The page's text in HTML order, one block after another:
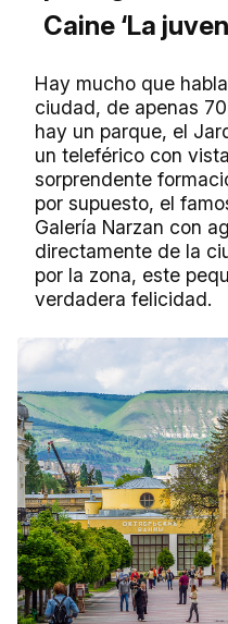
Caine ‘La
Hay mucho que
ciudad, de apenas
hay un parque, el
un teleférico con
sorprendente
por supuesto, el
Galería Narzan con
directamente de la
por la zona, este
verdadera felicidad.